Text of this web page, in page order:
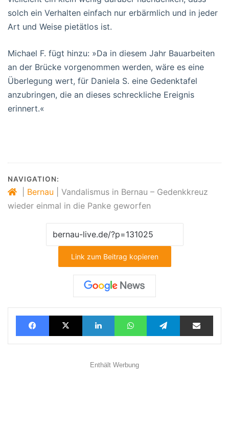
solch ein Verhalten einfach nur erbärmlich und in jeder
Art und Weise pietätlos ist.
Michael F. fügt hinzu: »Da in diesem Jahr Bauarbeiten
an der Brücke vorgenommen werden, wäre es eine
Überlegung wert, für Daniela S. eine Gedenktafel
anzubringen, die an dieses schreckliche Ereignis
erinnert.«
NAVIGATION:
Bernau
Vandalismus in Bernau – Gedenkkreuz
wieder einmal in die Panke geworfen
Link zum Beitrag kopieren
FacebookX LinkedInWhatsAppTelegramTeilen via E-Mail
Enthält Werbung